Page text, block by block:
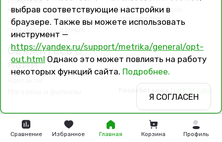
Сравнение Избранное Главная Корзина Профиль
конфиденциальности
Соглашение на обработку
Версия сайта для
слабовидящих
Свяжитесь с
нами
выбрав соответствующие настройки в
браузере. Также вы можете использовать
инструмент —
https://yandex.ru/support/metrika/general/opt-
out.html Однако это может повлиять на работу
некоторых функций сайта. Подробнее.
Я СОГЛАСЕН